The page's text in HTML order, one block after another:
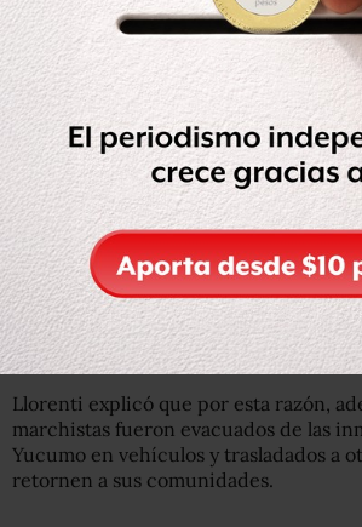
La respuesta del gobierno
El ministro de Gobierno de Bolivia,
hoy que la represión policial contra la
indígenas que se oponen a la
carretera fue realizada “para preservar
enfrentamientos”.
En rueda de prensa en la sede del
que se intervino la marcha para
marchistas, que a su juicio estaba en
un choque con pobladores de
la movilización.
Llorenti explicó que por esta razón,
marchistas fueron evacuados de las
Yucumo en vehículos y trasladados a
retornen a sus comunidades.